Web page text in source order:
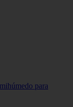
para